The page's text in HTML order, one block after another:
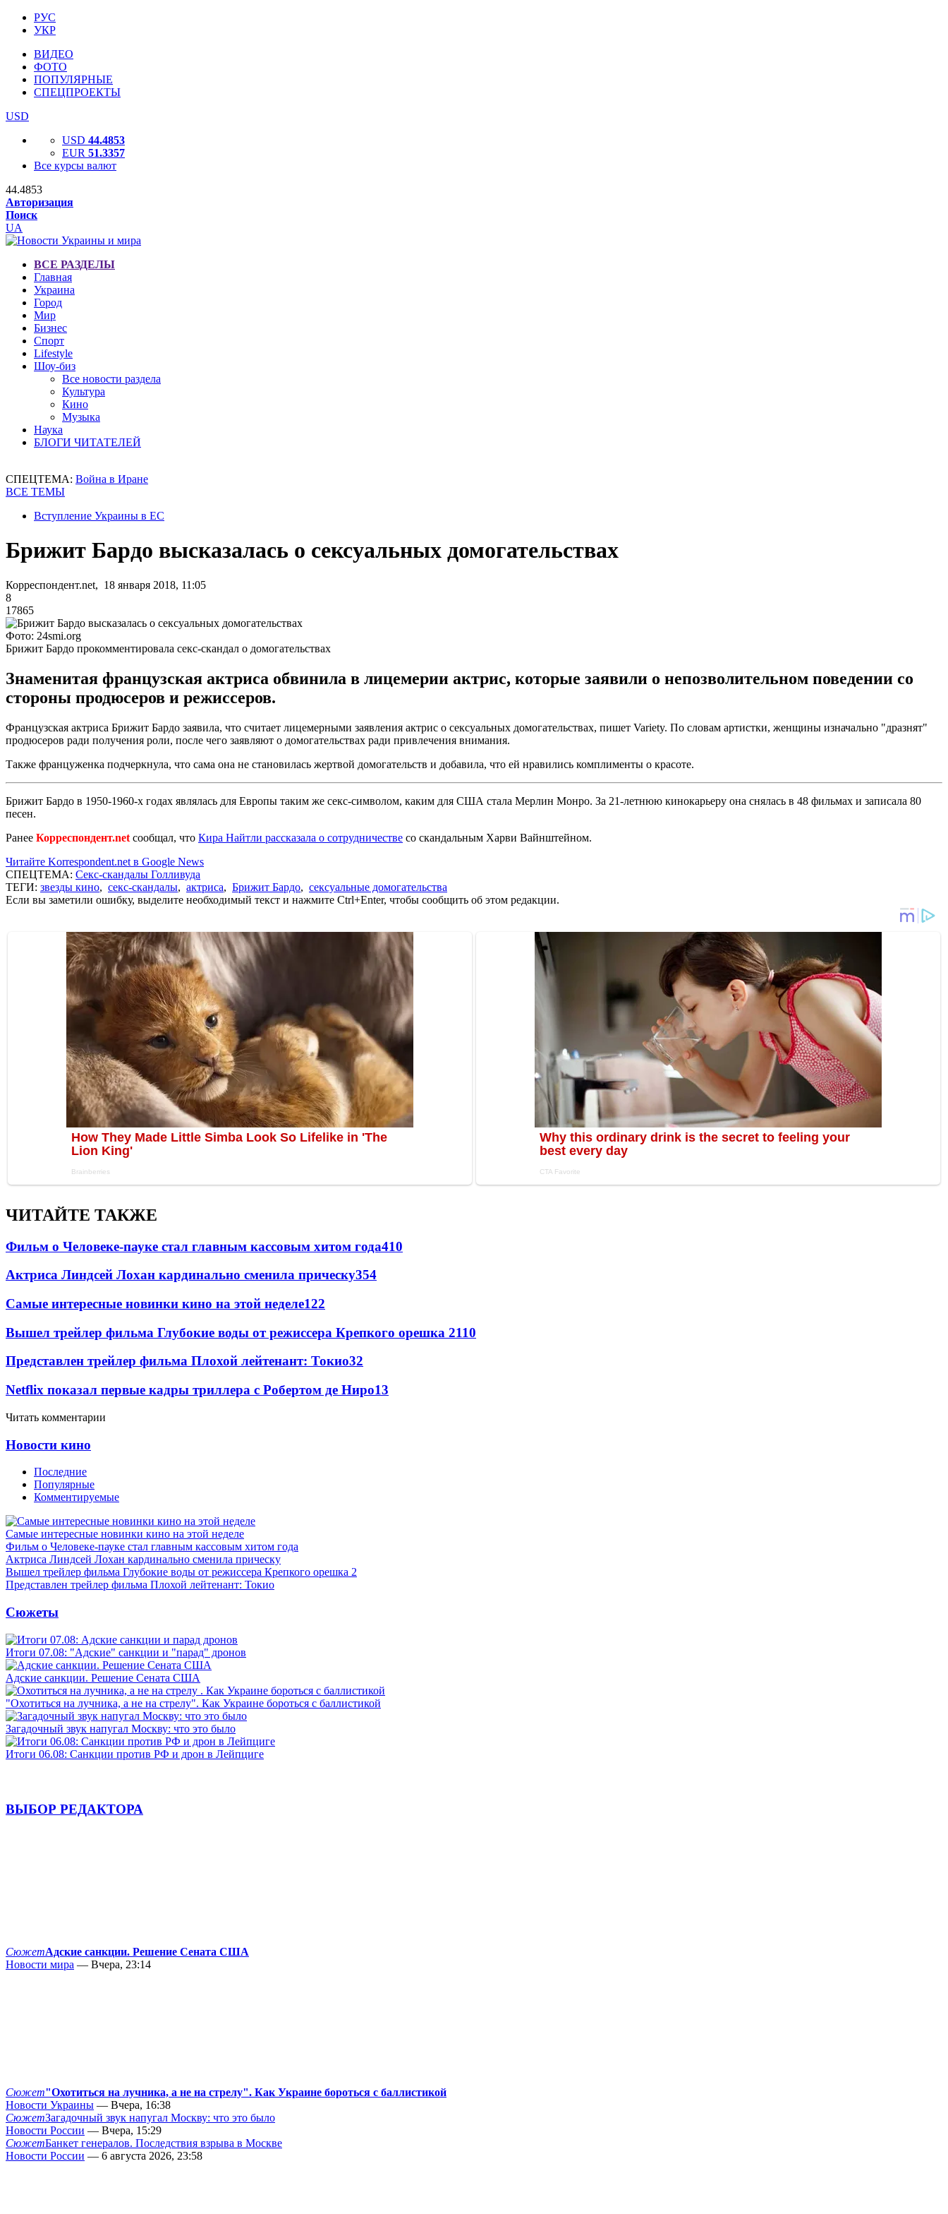
РУС
УКР
ВИДЕО
ФОТО
ПОПУЛЯРНЫЕ
СПЕЦПРОЕКТЫ
USD
USD 44.4853
EUR 51.3357
Все курсы валют
44.4853
Авторизация
Поиск
UA
ВСЕ РАЗДЕЛЫ
Главная
Украина
Город
Мир
Бизнес
Спорт
Lifestyle
Шоу-биз
Все новости раздела
Культура
Кино
Музыка
Наука
БЛОГИ ЧИТАТЕЛЕЙ
СПЕЦТЕМА: Война в Иране
ВСЕ ТЕМЫ
Вступление Украины в ЕС
Брижит Бардо высказалась о сексуальных домогательствах
Корреспондент.net, 18 января 2018, 11:05
8
17865
Фото: 24smi.org
Брижит Бардо прокомментировала секс-скандал о домогательствах
Знаменитая французская актриса обвинила в лицемерии актрис, которые заявили о непозволительном поведении со
стороны продюсеров и режиссеров.
Французская актриса Брижит Бардо заявила, что считает лицемерными заявления актрис о сексуальных домогательствах, пишет Variety. По словам артистки, женщины изначально "дразнят"
продюсеров ради получения роли, после чего заявляют о домогательствах ради привлечения внимания.
Также француженка подчеркнула, что сама она не становилась жертвой домогательств и добавила, что ей нравились комплименты о красоте.
Брижит Бардо в 1950-1960-х годах являлась для Европы таким же секс-символом, каким для США стала Мерлин Монро. За 21-летнюю кинокарьеру она снялась в 48 фильмах и записала 80
песен.
Ранее Корреспондент.net сообщал, что Кира Найтли рассказала о сотрудничестве со скандальным Харви Вайнштейном.
Читайте Korrespondent.net в Google News
СПЕЦТЕМА: Секс-скандалы Голливуда
ТЕГИ: звезды кино, секс-скандалы, актриса, Брижит Бардо, сексуальные домогательства
Если вы заметили ошибку, выделите необходимый текст и нажмите Ctrl+Enter, чтобы сообщить об этом редакции.
ЧИТАЙТЕ ТАКЖЕ
Фильм о Человеке-пауке стал главным кассовым хитом года410
Актриса Линдсей Лохан кардинально сменила прическу354
Самые интересные новинки кино на этой неделе122
Вышел трейлер фильма Глубокие воды от режиссера Крепкого орешка 2110
Представлен трейлер фильма Плохой лейтенант: Токио32
Netflix показал первые кадры триллера с Робертом де Ниро13
Читать комментарии
Новости кино
Последние
Популярные
Комментируемые
Самые интересные новинки кино на этой неделе
Фильм о Человеке-пауке стал главным кассовым хитом года
Актриса Линдсей Лохан кардинально сменила прическу
Вышел трейлер фильма Глубокие воды от режиссера Крепкого орешка 2
Представлен трейлер фильма Плохой лейтенант: Токио
Сюжеты
Итоги 07.08: "Адские" санкции и "парад" дронов
Адские санкции. Решение Сената США
"Охотиться на лучника, а не на стрелу". Как Украине бороться с баллистикой
Загадочный звук напугал Москву: что это было
Итоги 06.08: Санкции против РФ и дрон в Лейпциге
ВЫБОР РЕДАКТОРА
СюжетАдские санкции. Решение Сената США
Новости мира — Вчера, 23:14
Сюжет"Охотиться на лучника, а не на стрелу". Как Украине бороться с баллистикой
Новости Украины — Вчера, 16:38
СюжетЗагадочный звук напугал Москву: что это было
Новости России — Вчера, 15:29
СюжетБанкет генералов. Последствия взрыва в Москве
Новости России — 6 августа 2026, 23:58